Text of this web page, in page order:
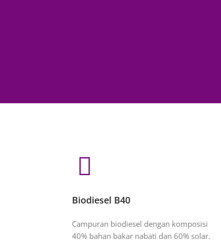
Biodiesel B40
Campuran biodiesel dengan komposisi
40% bahan bakar nabati dan 60% solar.